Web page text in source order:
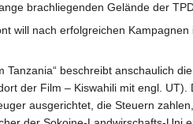
brachliegenden Gelände der
will nach erfolgreichen
Tanzania“ beschreibt anschaulich
der Film – Kiswahili mit engl.
ausgerichtet, die Steuern